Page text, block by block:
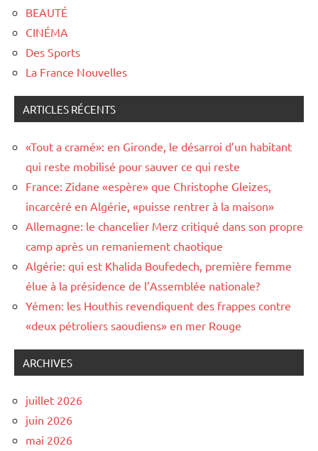
BEAUTÉ
CINÉMA
Des Sports
La France Nouvelles
ARTICLES RÉCENTS
«Tout a cramé»: en Gironde, le désarroi d’un habitant
qui reste mobilisé pour sauver ce qui reste
France: Zidane «espère» que Christophe Gleizes,
incarcéré en Algérie, «puisse rentrer à la maison»
Allemagne: le chancelier Merz critiqué dans son propre
camp après un remaniement chaotique
Algérie: qui est Khalida Boufedech, première femme
élue à la présidence de l’Assemblée nationale?
Yémen: les Houthis revendiquent des frappes contre
«deux pétroliers saoudiens» en mer Rouge
ARCHIVES
juillet 2026
juin 2026
mai 2026